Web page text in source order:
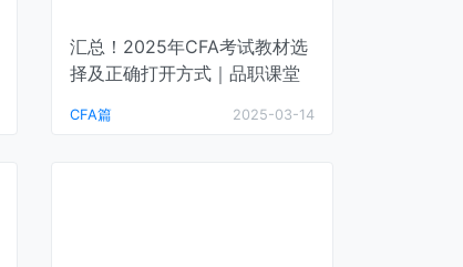
汇总！2025年CFA考试教材选
择及正确打开方式｜品职课堂
CFA篇 2025-03-14